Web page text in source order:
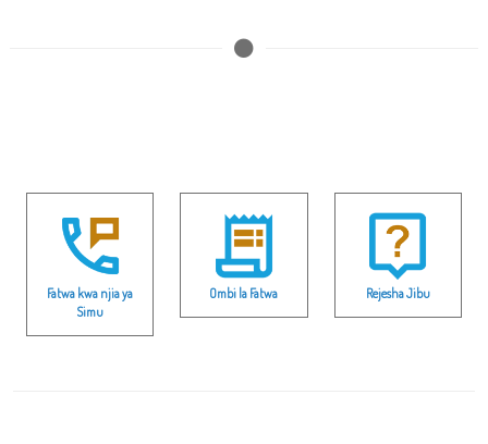
Fatwa kwa njia ya
Simu
Ombi la Fatwa Rejesha Jibu